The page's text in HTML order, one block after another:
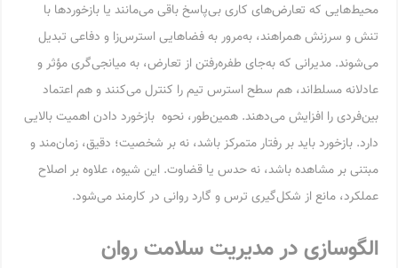
محیط‌هایی که تعارض‌های کاری بی‌پاسخ باقی می‌مانند یا بازخوردها با
تنش و سرزنش همراهند، به‌مرور به فضاهایی استرس‌زا و دفاعی تبدیل
می‌شوند. مدیرانی که به‌جای طفره‌رفتن از تعارض، به میانجی‌گری مؤثر و
عادلانه مسلط‌اند، هم سطح استرس تیم را کنترل می‌کنند و هم اعتماد
بین‌فردی را افزایش می‌دهند. همین‌طور، نحوه بازخورد دادن اهمیت بالایی
دارد. بازخورد باید بر رفتار متمرکز باشد، نه بر شخصیت؛ دقیق، زمان‌مند و
مبتنی بر مشاهده باشد، نه حدس یا قضاوت. این شیوه، علاوه بر اصلاح
عملکرد، مانع از شکل‌گیری ترس و گارد روانی در کارمند می‌شود.
الگوسازی در مدیریت سلامت روان